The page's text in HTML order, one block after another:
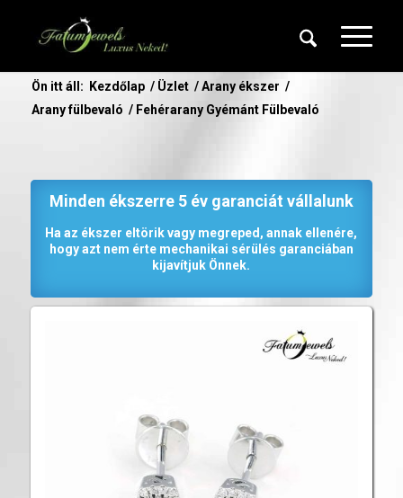
Ön itt áll: Kezdőlap / Üzlet / Arany ékszer /
Arany fülbevaló / Fehérarany Gyémánt Fülbevaló
Minden ékszerre 5 év garanciát vállalunk
Ha az ékszer eltörik vagy megreped, annak ellenére,
hogy azt nem érte mechanikai sérülés garanciában
kijavítjuk Önnek.